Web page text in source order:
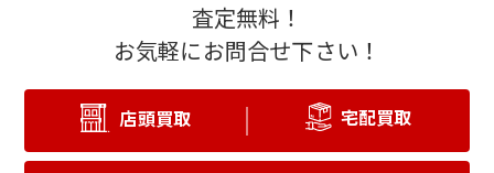
査定無料！
お気軽にお問合せ下さい！
店頭買取 宅配買取